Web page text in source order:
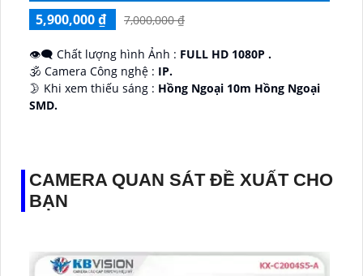
5,900,000 ₫
7,000,000 ₫
👁️‍🗨 Chất lượng hình Ảnh : FULL HD 1080P .
🕉️ Camera Công nghệ : IP.
🌛 Khi xem thiếu sáng : Hồng Ngoại 10m Hồng Ngoại
SMD.
CAMERA QUAN SÁT ĐỀ XUẤT CHO
BẠN